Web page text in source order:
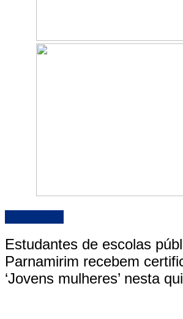
Estudantes de escolas
Parnamirim recebem
‘Jovens mulheres’ nesta